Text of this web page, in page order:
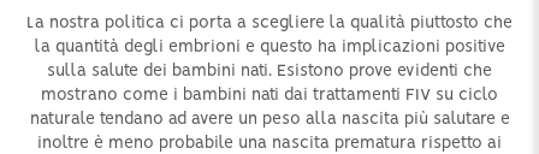
La nostra politica ci porta a scegliere la qualità piuttosto che
la quantità degli embrioni e questo ha implicazioni positive
sulla salute dei bambini nati. Esistono prove evidenti che
mostrano come i bambini nati dai trattamenti FIV su ciclo
naturale tendano ad avere un peso alla nascita più salutare e
inoltre è meno probabile una nascita prematura rispetto ai